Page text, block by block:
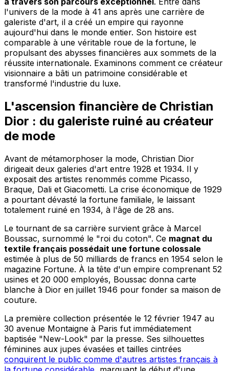
l'univers de la mode à 41 ans après une carrière de
galeriste d'art, il a créé un empire qui rayonne
aujourd'hui dans le monde entier. Son histoire est
comparable à une véritable roue de la fortune, le
propulsant des abysses financières aux sommets de la
réussite internationale. Examinons comment ce créateur
visionnaire a bâti un patrimoine considérable et
transformé l'industrie du luxe.
L'ascension financière de Christian
Dior : du galeriste ruiné au créateur
de mode
Avant de métamorphoser la mode, Christian Dior
dirigeait deux galeries d'art entre 1928 et 1934. Il y
exposait des artistes renommés comme Picasso,
Braque, Dali et Giacometti. La crise économique de 1929
a pourtant dévasté la fortune familiale, le laissant
totalement ruiné en 1934, à l'âge de 28 ans.
Le tournant de sa carrière survient grâce à Marcel
Boussac, surnommé le "roi du coton". Ce magnat du
textile français possédait une fortune colossale
estimée à plus de 50 milliards de francs en 1954 selon le
magazine Fortune. À la tête d'un empire comprenant 52
usines et 20 000 employés, Boussac donna carte
blanche à Dior en juillet 1946 pour fonder sa maison de
couture.
La première collection présentée le 12 février 1947 au
30 avenue Montaigne à Paris fut immédiatement
baptisée "New-Look" par la presse. Ses silhouettes
féminines aux jupes évasées et tailles cintrées
conquirent le public comme d'autres artistes français à